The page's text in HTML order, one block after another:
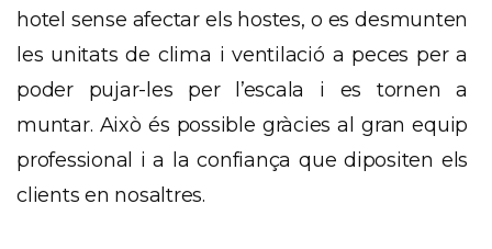
hotel sense afectar els hostes, o es desmunten
les unitats de clima i ventilació a peces per a
poder pujar-les per l’escala i es tornen a
muntar. Això és possible gràcies al gran equip
professional i a la confiança que dipositen els
clients en nosaltres.